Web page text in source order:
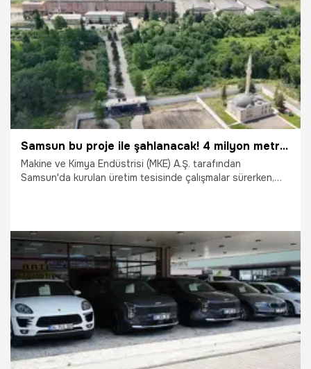
29.07.2026 Gündem
Samsun bu proje ile şahlanacak! 4 milyon metrekarelik alanda kuruluyor, 2026’nın ikinci yarısında faaliyete başlayacak
Makine ve Kimya Endüstrisi (MKE) A.Ş. tarafından
Samsun'da kurulan üretim tesisinde çalışmalar sürerken,
30.06.2026 Samsun